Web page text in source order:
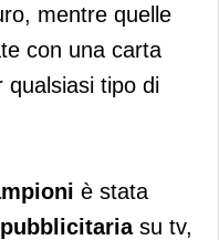
mentre quelle
con una carta
qualsiasi tipo di
è stata
su tv,